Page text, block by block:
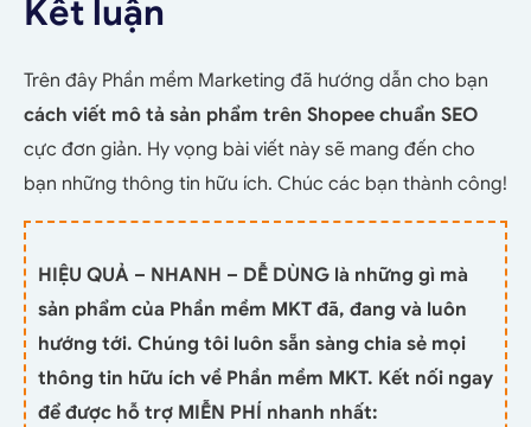
Kết luận
Trên đây Phần mềm Marketing đã hướng dẫn cho bạn
cách viết mô tả sản phẩm trên Shopee chuẩn SEO
cực đơn giản. Hy vọng bài viết này sẽ mang đến cho
bạn những thông tin hữu ích. Chúc các bạn thành công!
HIỆU QUẢ – NHANH – DỄ DÙNG là những gì mà
sản phẩm của Phần mềm MKT đã, đang và luôn
hướng tới. Chúng tôi luôn sẵn sàng chia sẻ mọi
thông tin hữu ích về Phần mềm MKT. Kết nối ngay
để được hỗ trợ MIỄN PHÍ nhanh nhất: